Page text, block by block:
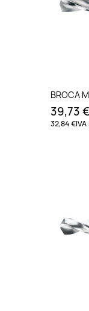
BROCA
39,73 €
32,84 €